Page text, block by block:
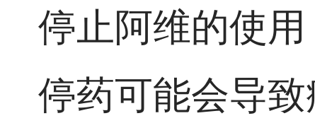
停止阿维的使
停药可能会导致